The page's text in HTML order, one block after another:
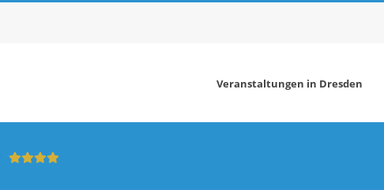
Veranstaltungen in Dresden